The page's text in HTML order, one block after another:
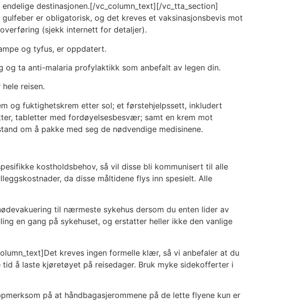
destinasjonen.[/vc_column_text][/vc_tta_section]
er obligatorisk, og det kreves et vaksinasjonsbevis mot
(sjekk internett for detaljer).
og tyfus, er oppdatert.
og ta anti-malaria profylaktikk som anbefalt av legen din.
reisen.
og fuktighetskrem etter sol; et førstehjelpssett, inkludert
tabletter med fordøyelsesbesvær; samt en krem ​​mot
om å pakke med seg de nødvendige medisinene.
kostholdsbehov, så vil disse bli kommunisert til alle
da disse måltidene flys inn spesielt. Alle
til nærmeste sykehus dersom du enten lider av
en gang på sykehuset, og erstatter heller ikke den vanlige
kreves ingen formelle klær, så vi anbefaler at du
å laste kjøretøyet på reisedager. Bruk myke sidekofferter i
på at håndbagasjerommene på de lette flyene kun er